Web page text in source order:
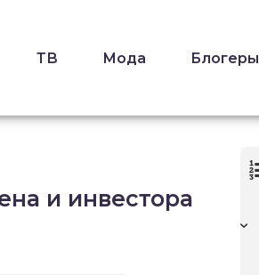
ТВ Мода Блогеры
и инвестора